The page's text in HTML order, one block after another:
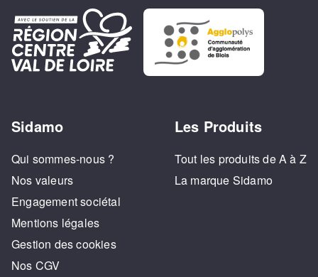
Sidamo
Qui sommes-nous ?
Nos valeurs
Engagement sociétal
Mentions légales
Gestion des cookies
Nos CGV
Les Produits
Tout les produits de A à Z
La marque Sidamo